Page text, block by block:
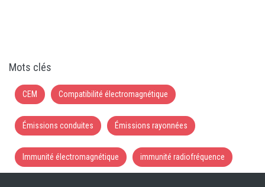
Mots clés
CEM Compatibilité électromagnétique
Émissions conduites Émissions rayonnées
Immunité électromagnétique immunité radiofréquence